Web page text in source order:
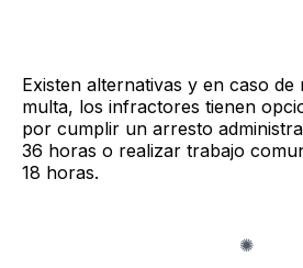
Existen alternativas y en caso
multa, los infractores tienen
por cumplir un arresto
36 horas o realizar trabajo
18 horas.